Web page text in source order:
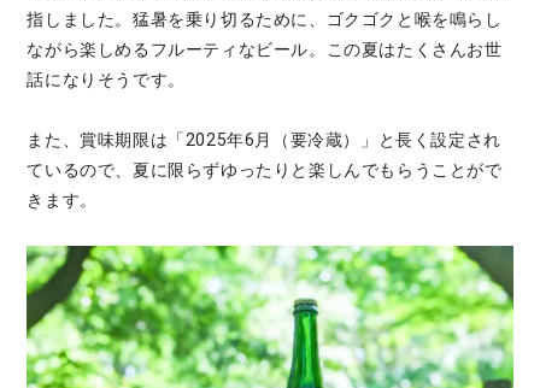
指しました。猛暑を乗り切るために、ゴクゴクと喉を鳴らし
ながら楽しめるフルーティなビール。この夏はたくさんお世
話になりそうです。
また、賞味期限は「2025年6月（要冷蔵）」と長く設定され
ているので、夏に限らずゆったりと楽しんでもらうことがで
きます。